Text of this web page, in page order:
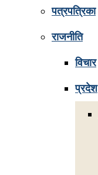
पत्रपत्रिका
राजनीति
विचार
प्रदेश